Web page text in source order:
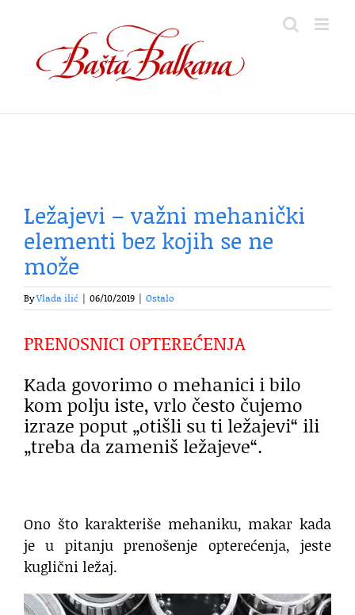
content
Ležajevi – važni mehanički
elementi bez kojih se ne
može
ByVlada ilić 06/10/2019 Ostalo
PRENOSNICI OPTEREĆENJA
Kada govorimo o mehanici i bilo
kom polju iste, vrlo često čujemo
izraze poput „otišli su ti ležajevi“ ili
„treba da zameniš ležajeve“.
Ono što karakteriše mehaniku, makar kada
je u pitanju prenošenje opterećenja, jeste
kuglični ležaj.